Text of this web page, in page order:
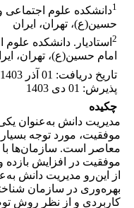
1دانشکده علوم اجتماعی
حسین(ع)، تهران، ایران
2 استادیار. دانشکده
امام حسین(ع)، تهران،
تاریخ دریافت: 01 آذر 1403
پذیرش: 01 دی 1403
چکیده
مدیریت دانش به‌عنوان
موفقیت، مورد توجه
معاصر است. سازمان‌ها
موفقیت در افزایش
از این‌رو مدیریت دانش
بهره‌وری در سازمان
کاربردی و از نظر روش